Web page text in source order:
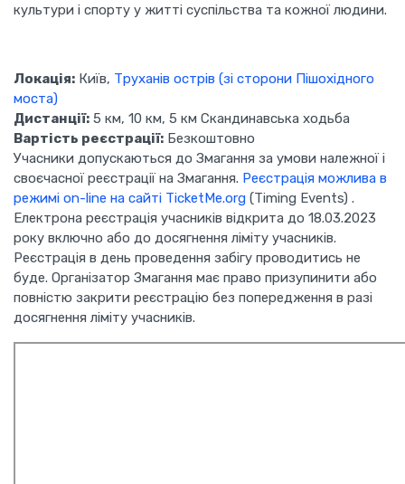
культури і спорту у житті суспільства та кожної людини.
Локація: Київ, Труханів острів (зі сторони Пішохідного
моста)
Дистанції: 5 км, 10 км, 5 км Скандинавська ходьба
Вартість реєстрації: Безкоштовно
Учасники допускаються до Змагання за умови належної і
своєчасної реєстрації на Змагання. Реєстрація можлива в
режимі on-line на сайті TicketMe.org (Timing Events) .
Електрона реєстрація учасників відкрита до 18.03.2023
року включно або до досягнення ліміту учасників.
Реєстрація в день проведення забігу проводитись не
буде. Організатор Змагання має право призупинити або
повністю закрити реєстрацію без попередження в разі
досягнення ліміту учасників.